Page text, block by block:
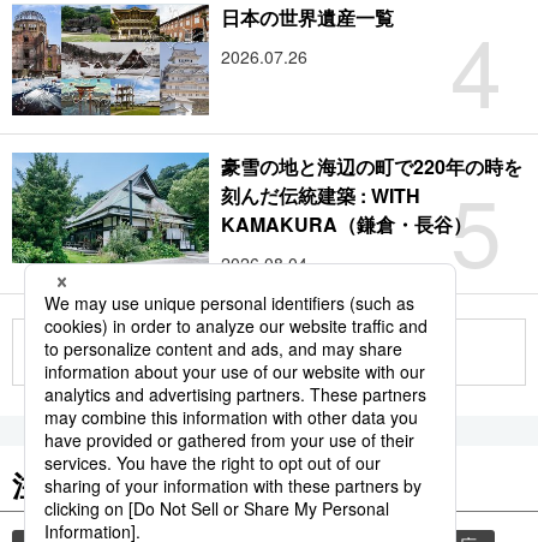
4
日本の世界遺産一覧
2026.07.26
5
豪雪の地と海辺の町で220年の時を
刻んだ伝統建築 : WITH
KAMAKURA（鎌倉・長谷）
2026.08.04
もっと見る
注目のキーワード